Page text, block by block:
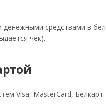
средствами в
чек).
Visa, MasterCard,